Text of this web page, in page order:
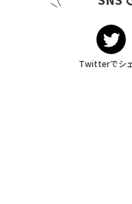
Twitterでシ